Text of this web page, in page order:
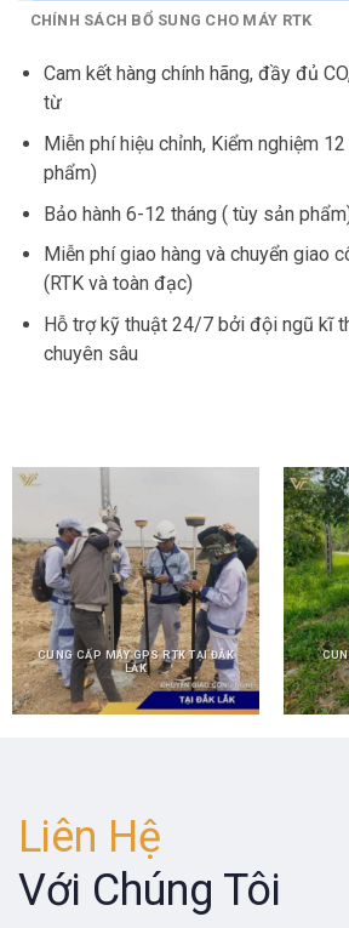
CHÍNH SÁCH BỔ SUNG CHO MÁY RTK
Cam kết hàng chính hãng, đầy đủ
từ
Miễn phí hiệu chỉnh, Kiểm nghiệm
phẩm)
Bảo hành 6-12 tháng ( tùy sản
Miễn phí giao hàng và chuyển giao
(RTK và toàn đạc)
Hỗ trợ kỹ thuật 24/7 bởi đội ngũ kĩ
chuyên sâu
CUNG CẤP MÁY GPS RTK TẠI ĐẮK
LẮK
Liên Hệ
Với Chúng Tôi